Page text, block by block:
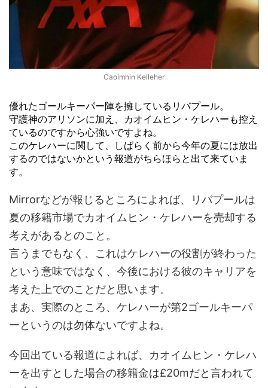
Caoimhin Kelleher
優れたゴールキーパー陣を擁しているリバプール。
守護神のアリソンに加え、カオイムヒン・ケレハーも控え
ているのですから心強いですよね。
このケレハーに関して、しばらく前から今年の夏には放出
するのではないかという報道がちらほらと出て来ていま
す。
Mirrorなどが報じるところによれば、リバプールは
夏の移籍市場でカオイムヒン・ケレハーを売却する
考えがあるとのこと。
言うまでもなく、これはケレハーの役割が終わった
という意味ではなく、今後における彼のキャリアを
考えた上でのことだと思います。
まあ、実際のところ、ケレハーが第2ゴールキーパ
ーというのは勿体ないですよね。
今回出ている報道によれば、カオイムヒン・ケレハ
ーを出すとした場合の移籍金は£20mだと言われて